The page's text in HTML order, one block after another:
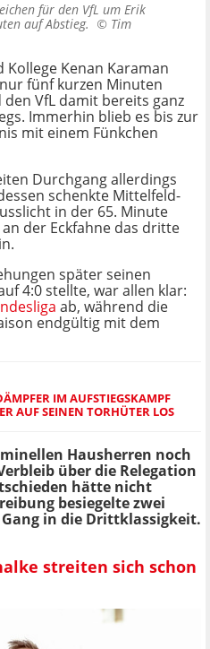
für den VfL um Erik
auf Abstieg. © Tim
Kenan Karaman
fünf kurzen Minuten
VfL damit bereits ganz
Immerhin blieb es bis zur
mit einem Fünkchen
Durchgang allerdings
schenkte Mittelfeld-
in der 65. Minute
der Eckfahne das dritte
später seinen
4:0 stellte, war allen klar:
ab, während die
endgültig mit dem
IM AUFSTIEGSKAMPF
AUF SEINEN TORHÜTER LOS
Hausherren noch
über die Relegation
hätte nicht
besiegelte zwei
in die Drittklassigkeit.
streiten sich schon